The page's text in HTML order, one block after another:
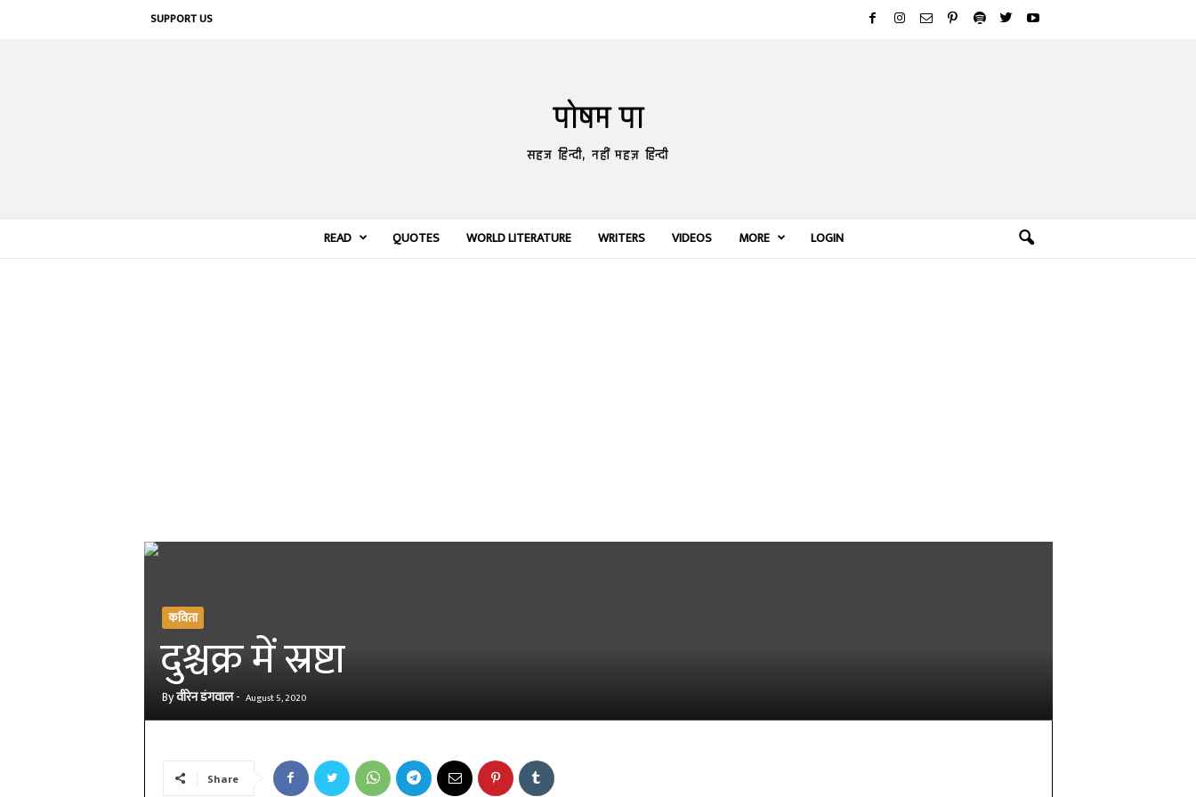
SUPPORT US
पोषम पा
सहज हिन्दी, नहीं महज़ हिन्दी
READ QUOTES WORLD LITERATURE WRITERS VIDEOS MORE LOGIN
कविता
दुश्चक्र में स्रष्टा
Byवीरेन डंगवाल- August 5, 2020
Share